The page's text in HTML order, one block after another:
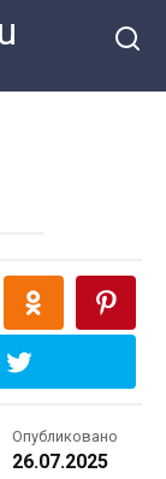
Опубликовано
26.07.2025